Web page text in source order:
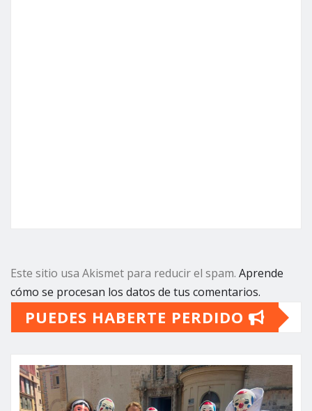
Este sitio usa Akismet para reducir el spam. Aprende
cómo se procesan los datos de tus comentarios.
PUEDES HABERTE PERDIDO